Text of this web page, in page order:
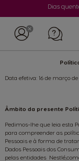
Dias
Data efetiva: 16 de março
Âmbito da presente
Pedimos-lhe que leia esta
para compreender as
Pessoais e à forma de
Dados Pessoais dos
pelas entidades